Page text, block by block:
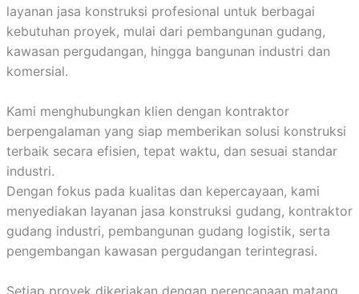
layanan jasa konstruksi profesional untuk berbagai
kebutuhan proyek, mulai dari pembangunan gudang,
kawasan pergudangan, hingga bangunan industri dan
komersial.
Kami menghubungkan klien dengan kontraktor
berpengalaman yang siap memberikan solusi konstruksi
terbaik secara efisien, tepat waktu, dan sesuai standar
industri.
Dengan fokus pada kualitas dan kepercayaan, kami
menyediakan layanan jasa konstruksi gudang, kontraktor
gudang industri, pembangunan gudang logistik, serta
pengembangan kawasan pergudangan terintegrasi.
Setiap proyek dikerjakan dengan perencanaan matang,